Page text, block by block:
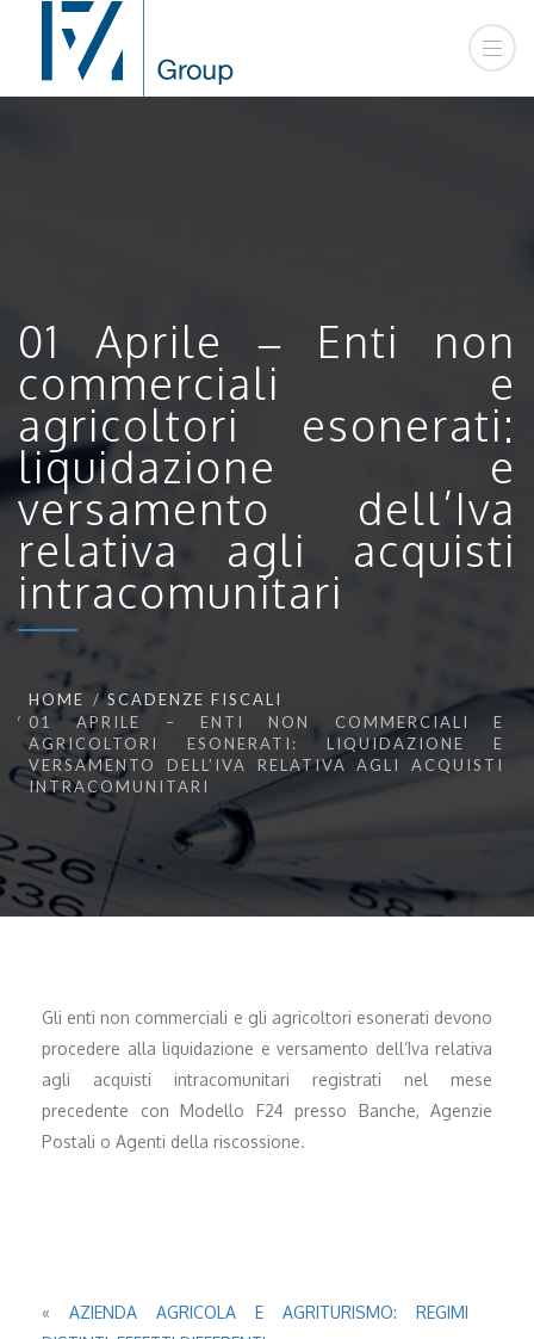
01 Aprile – Enti non
commerciali e
agricoltori esonerati:
liquidazione e
versamento dell’Iva
relativa agli acquisti
intracomunitari
HOME
SCADENZE FISCALI
01 APRILE – ENTI NON COMMERCIALI E
AGRICOLTORI ESONERATI: LIQUIDAZIONE E
VERSAMENTO DELL’IVA RELATIVA AGLI ACQUISTI
INTRACOMUNITARI
Gli enti non commerciali e gli agricoltori esonerati devono
procedere alla liquidazione e versamento dell’Iva relativa
agli acquisti intracomunitari registrati nel mese
precedente con Modello F24 presso Banche, Agenzie
Postali o Agenti della riscossione.
« AZIENDA AGRICOLA E AGRITURISMO: REGIMI